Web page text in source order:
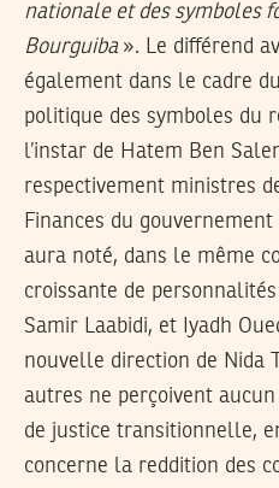
nationale et des symboles
Bourguiba ». Le différend
également dans le cadre
politique des symboles du
l’instar de Hatem Ben
respectivement ministres
Finances du
aura noté, dans le même
croissante de
Samir Laabidi, et Iyadh
nouvelle direction de Nida
autres ne perçoivent
de justice transitionnelle,
concerne la reddition des